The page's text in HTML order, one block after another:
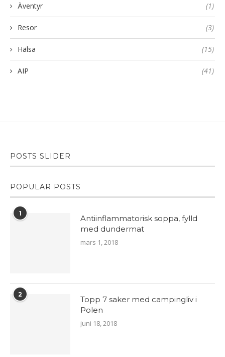
Äventyr (1)
Resor (3)
Hälsa (15)
AIP (41)
POSTS SLIDER
POPULAR POSTS
1
Antiinflammatorisk soppa, fylld
med dundermat
mars 1, 2018
2
Topp 7 saker med campingliv i
Polen
juni 18, 2018